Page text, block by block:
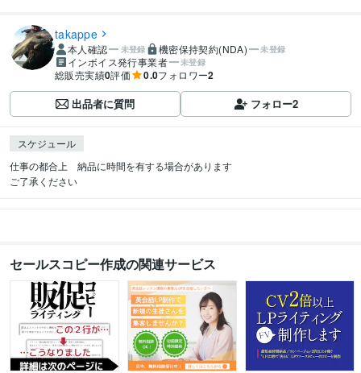
takappe
本人確認 未登録 機密保持契約(NDA) 未登録
インボイス発行事業者 未登録
総販売実績0評価 0.0フォロワー2
出品者に質問 フォロー2
スケジュール
仕事の都合上　納品に時間を有する場合があります
ご了承ください
セールスコピー作成の関連サービス